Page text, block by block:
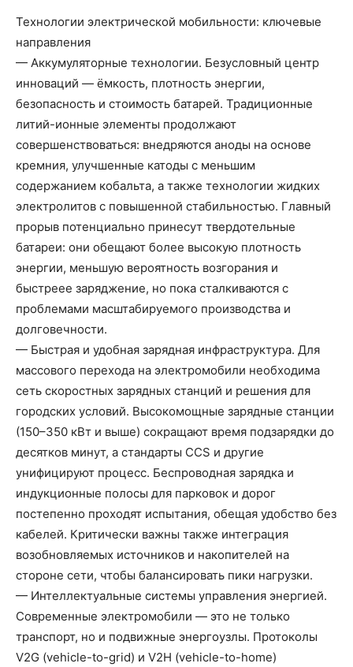
Технологии электрической мобильности: ключевые
направления
— Аккумуляторные технологии. Безусловный центр
инноваций — ёмкость, плотность энергии,
безопасность и стоимость батарей. Традиционные
литий-ионные элементы продолжают
совершенствоваться: внедряются аноды на основе
кремния, улучшенные катоды с меньшим
содержанием кобальта, а также технологии жидких
электролитов с повышенной стабильностью. Главный
прорыв потенциально принесут твердотельные
батареи: они обещают более высокую плотность
энергии, меньшую вероятность возгорания и
быстреее заряджение, но пока сталкиваются с
проблемами масштабируемого производства и
долговечности.
— Быстрая и удобная зарядная инфраструктура. Для
массового перехода на электромобили необходима
сеть скоростных зарядных станций и решения для
городских условий. Высокомощные зарядные станции
(150–350 кВт и выше) сокращают время подзарядки до
десятков минут, а стандарты CCS и другие
унифицируют процесс. Беспроводная зарядка и
индукционные полосы для парковок и дорог
постепенно проходят испытания, обещая удобство без
кабелей. Критически важны также интеграция
возобновляемых источников и накопителей на
стороне сети, чтобы балансировать пики нагрузки.
— Интеллектуальные системы управления энергией.
Современные электромобили — это не только
транспорт, но и подвижные энергоузлы. Протоколы
V2G (vehicle-to-grid) и V2H (vehicle-to-home)